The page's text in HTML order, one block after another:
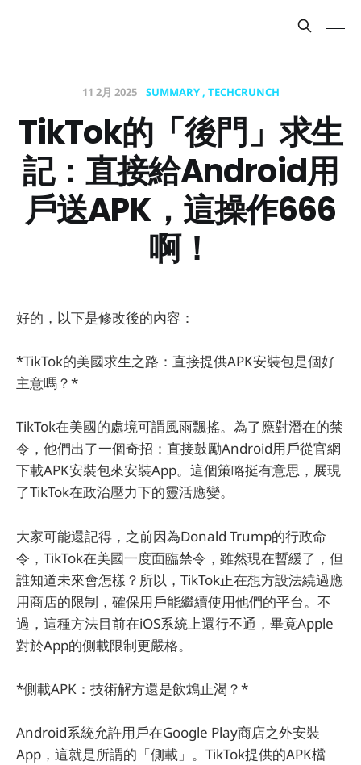
11 2月 2025 SUMMARY TECHCRUNCH
TikTok的「後門」求生
記：直接給Android用
戶送APK，這操作666
啊！
好的，以下是修改後的內容：
*TikTok的美國求生之路：直接提供APK安裝包是個好
主意嗎？*
TikTok在美國的處境可謂風雨飄搖。為了應對潛在的禁
令，他們出了一個奇招：直接鼓勵Android用戶從官網
下載APK安裝包來安裝App。這個策略挺有意思，展現
了TikTok在政治壓力下的靈活應變。
大家可能還記得，之前因為Donald Trump的行政命
令，TikTok在美國一度面臨禁令，雖然現在暫緩了，但
誰知道未來會怎樣？所以，TikTok正在想方設法繞過應
用商店的限制，確保用戶能繼續使用他們的平台。不
過，這種方法目前在iOS系統上還行不通，畢竟Apple
對於App的側載限制更嚴格。
*側載APK：技術解方還是飲鴆止渴？*
Android系統允許用戶在Google Play商店之外安裝
App，這就是所謂的「側載」。TikTok提供的APK檔